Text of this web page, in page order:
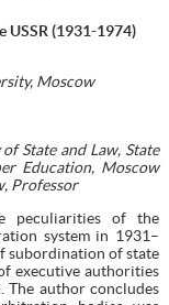
USSR (1931-1974)
Moscow
State and Law, State
Education, Moscow
Professor
peculiarities of the
system in 1931–
subordination of state
executive authorities
author concludes